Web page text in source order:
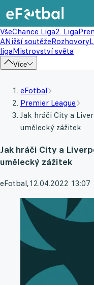
VšeChance Liga2. Liga
ANižší soutěžeRozhovory
ligaMistrovství světa
Více
eFotbal
Premier League
Jak hráči City a
umělecký zážitek
Jak hráči City a
umělecký zážitek
eFotbal,12.04.2022 13:07